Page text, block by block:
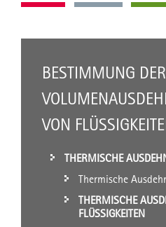
BESTIMMUNG DER
VON
THERMISCHE
Thermische
THERMISCHE
FLÜSSIGKEITEN